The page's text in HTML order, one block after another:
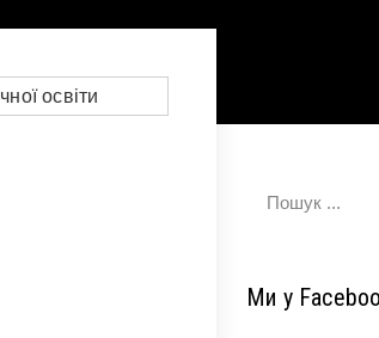
Ми у